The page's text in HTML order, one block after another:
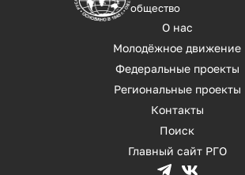
общество
О нас
Молодёжное движение
Федеральные проекты
Региональные проекты
Контакты
Поиск
Главный сайт РГО